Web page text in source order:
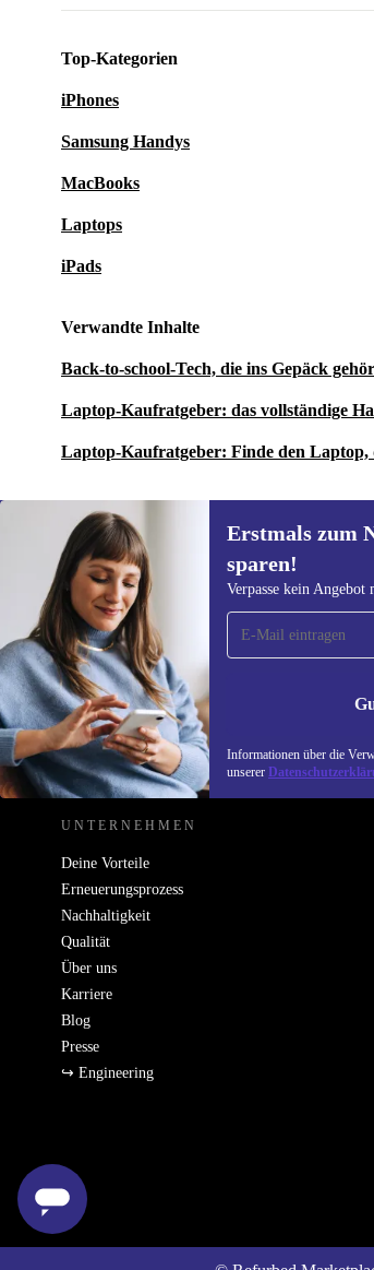
Top-Kategorien
iPhones
Samsung Handys
MacBooks
Laptops
iPads
Verwandte Inhalte
Back-to-school-Tech, die ins Gepäck
Laptop-Kaufratgeber: das vollständige
Laptop-Kaufratgeber: Finde den Laptop,
Erstmals zum
sparen!
Verpasse kein Angebot
Informationen über die
unserer
Erstmals zum Newsletter
anmelden, 15 € sparen!
Verpasse kein Angebot mehr.
REFURBED ÖSTERREICH -
UNTERNEHMEN
Deine Vorteile
Erneuerungsprozess
Nachhaltigkeit
Qualität
Über uns
Karriere
Blog
Presse
↪ Engineering